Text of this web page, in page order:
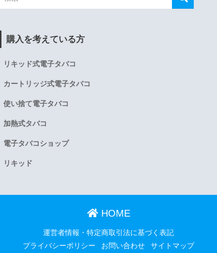
購入を考えている方
リキッド式電子タバコ
カートリッジ式電子タバコ
使い捨て電子タバコ
加熱式タバコ
電子タバコショップ
リキッド
HOME
運営者情報・特定商取引法に基づく表記
プライバシーポリシー
お問い合わせ サイトマップ